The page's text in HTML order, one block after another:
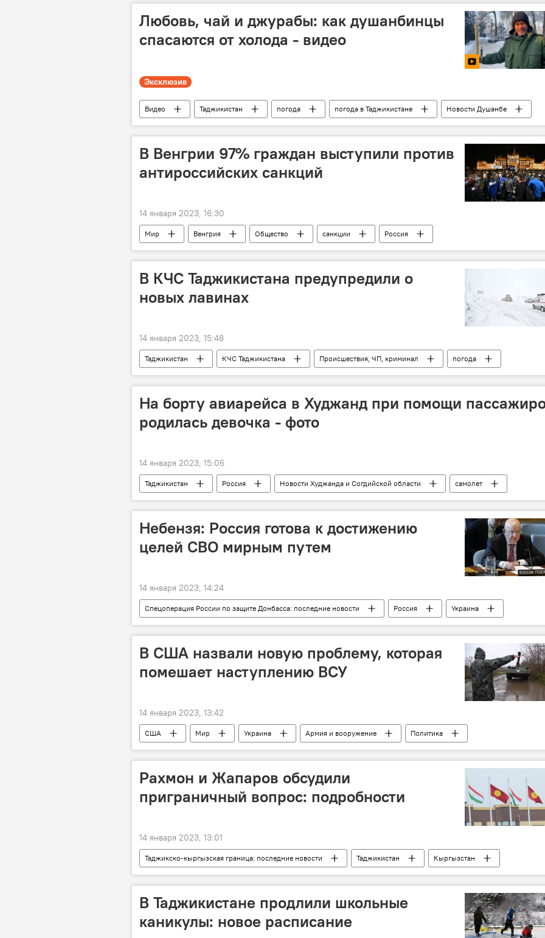
Любовь, чай и джурабы: как душанбинцы
спасаются от холода - видео
Эксклюзив
Видео Таджикистан погода погода в Таджикистане
Новости Душанбе
морозы
снег
В Венгрии 97% граждан выступили против
антироссийских санкций
14 января 2023, 16:30
Мир Венгрия Общество санкции Россия
В КЧС Таджикистана предупредили о
новых лавинах
14 января 2023, 15:48
Таджикистан КЧС Таджикистана Происшествия, ЧП, криминал
погода
погода в Таджикистане
лавины морозы
На борту авиарейса в Худжанд при помощи
родилась девочка - фото
14 января 2023, 15:06
Таджикистан Россия Новости Худжанда и Согдийской области
самолет
Общество
Происшествия, ЧП, криминал
Небензя: Россия готова к достижению
целей СВО мирным путем
14 января 2023, 14:24
Спецоперация России по защите Донбасса: последние новости Россия
Украина
Политика
ООН
В США назвали новую проблему, которая
помешает наступлению ВСУ
14 января 2023, 13:42
США Мир Украина Армия и вооружение Политика
Рахмон и Жапаров обсудили
приграничный вопрос: подробности
14 января 2023, 13:01
Таджикско-кыргызская граница: последние новости Таджикистан
Кыргызстан
Эмомали Рахмон
Садыр Жапаров
В Таджикистане продлили школьные
каникулы: новое расписание